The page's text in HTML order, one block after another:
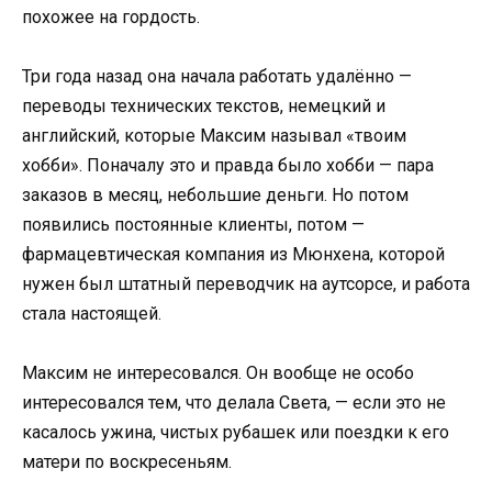
похожее на гордость.
Три года назад она начала работать удалённо —
переводы технических текстов, немецкий и
английский, которые Максим называл «твоим
хобби». Поначалу это и правда было хобби — пара
заказов в месяц, небольшие деньги. Но потом
появились постоянные клиенты, потом —
фармацевтическая компания из Мюнхена, которой
нужен был штатный переводчик на аутсорсе, и работа
стала настоящей.
Максим не интересовался. Он вообще не особо
интересовался тем, что делала Света, — если это не
касалось ужина, чистых рубашек или поездки к его
матери по воскресеньям.